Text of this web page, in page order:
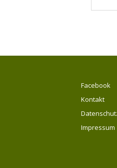
Facebook
Kontakt
Impressum